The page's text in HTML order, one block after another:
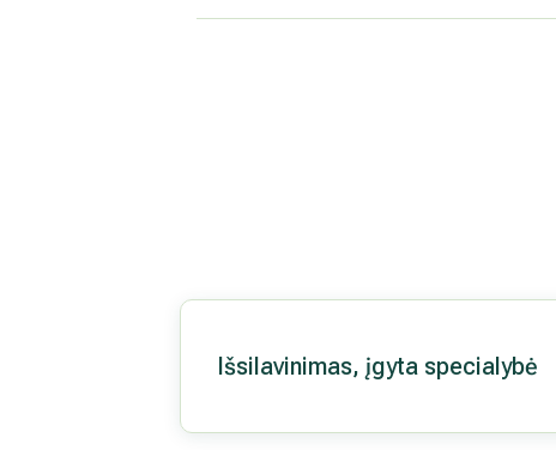
Išsilavinimas, įgyta specialybė